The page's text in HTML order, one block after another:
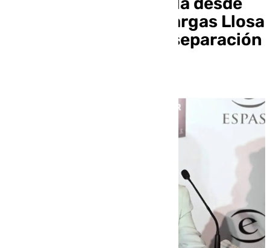
cartas íntimas con Vargas Llosa
hasta la razón de su separación